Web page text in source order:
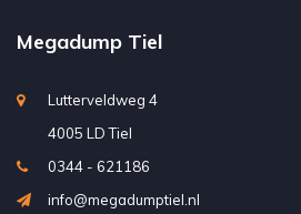
Megadump Tiel
Lutterveldweg 4
4005 LD Tiel
0344 - 621186
info@megadumptiel.nl